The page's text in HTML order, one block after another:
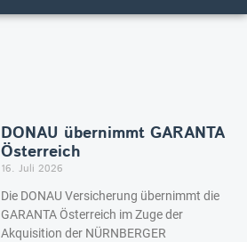
DONAU übernimmt GARANTA
Österreich
16. Juli 2026
Die DONAU Versicherung übernimmt die
GARANTA Österreich im Zuge der
Akquisition der NÜRNBERGER